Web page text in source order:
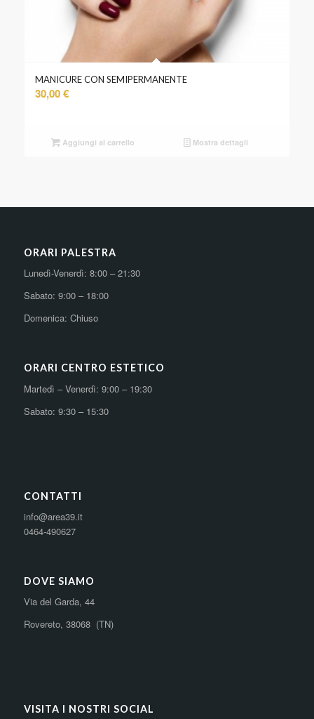
MANICURE CON SEMIPERMANENTE
30,00€
Aggiungi al carrello Mostra dettagli
ORARI PALESTRA
Lunedì-Venerdì: 8:00 – 21:30
Sabato: 9:00 – 18:00
Domenica: Chiuso
ORARI CENTRO ESTETICO
Martedì – Venerdì: 9:00 – 19:30
Sabato: 9:30 – 15:30
CONTATTI
info@area39.it
0464-490627
DOVE SIAMO
Via del Garda, 44
Rovereto, 38068 (TN)
VISITA I NOSTRI SOCIAL